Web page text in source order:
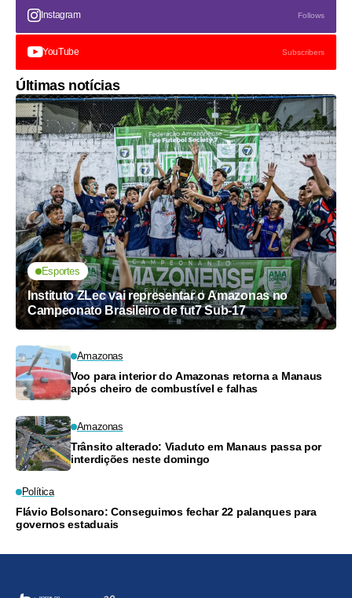
Instagram Follows
YouTube Subscribers
Últimas notícias
Esportes
Instituto ZLec vai representar o Amazonas no
Campeonato Brasileiro de fut7 Sub-17
Amazonas
Voo para interior do Amazonas retorna a Manaus
após cheiro de combustível e falhas
Amazonas
Trânsito alterado: Viaduto em Manaus passa por
interdições neste domingo
Política
Flávio Bolsonaro: Conseguimos fechar 22 palanques para
governos estaduais